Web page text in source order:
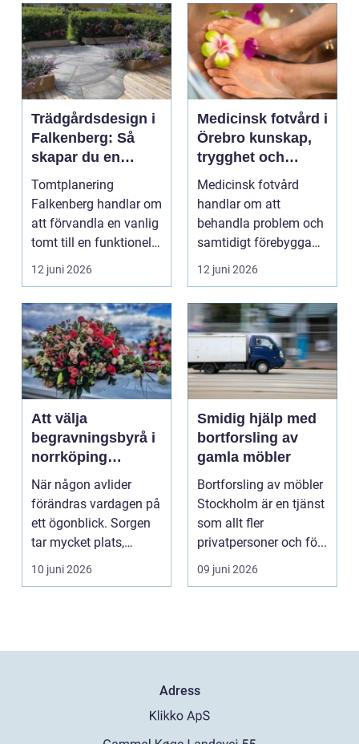
Trädgårdsdesign i
Falkenberg: Så
skapar du en
genomtänkt
trädgård som
håller över tid
Tomtplanering
Falkenberg handlar om
att förvandla en vanlig
tomt till en funktionell,
vacker oc...
12 juni 2026
Medicinsk fotvård i
Örebro kunskap,
trygghet och
vardagskomfort
Medicinsk fotvård
handlar om att
behandla problem och
samtidigt förebygga
framtida besvär. För
många...
12 juni 2026
Att välja
begravningsbyrå i
norrköping
trygghet, stöd och
praktisk hjälp
När någon avlider
förändras vardagen på
ett ögonblick. Sorgen
tar mycket plats,
samtidigt som många
10 juni 2026
Smidig hjälp med
bortforsling av
gamla möbler
Bortforsling av möbler
Stockholm är en tjänst
som allt fler
privatpersoner och fö...
09 juni 2026
Adress